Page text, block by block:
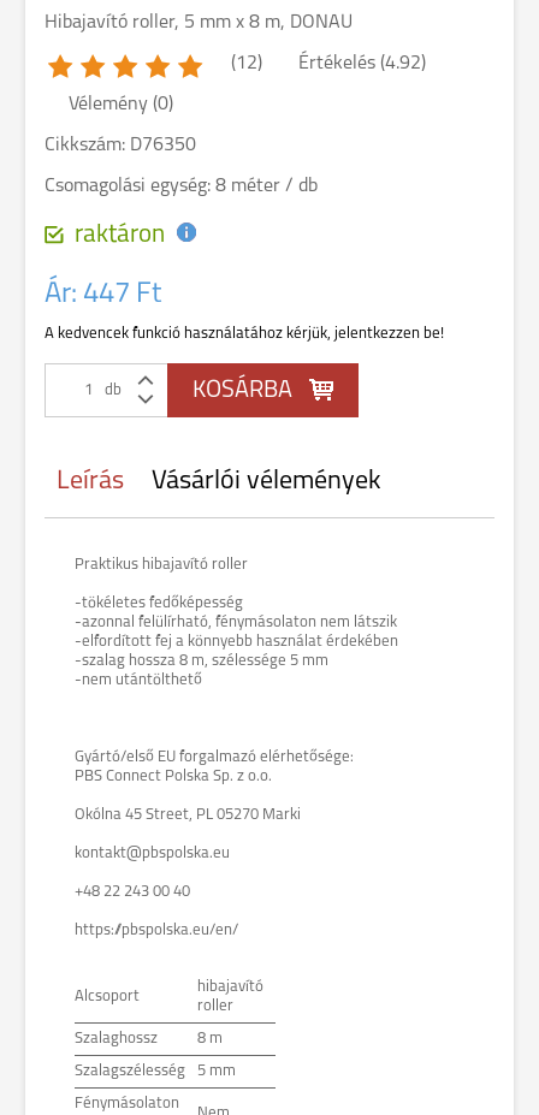
Hibajavító roller, 5 mm x 8 m, DONAU
(12) Értékelés (4.92)
Vélemény (0)
Cikkszám: D76350
Csomagolási egység: 8 méter / db
raktáron
Ár: 447 Ft
A kedvencek funkció használatához kérjük, jelentkezzen be!
db
Leírás Vásárlói vélemények
Praktikus hibajavító roller
-tökéletes fedőképesség
-azonnal felülírható, fénymásolaton nem látszik
-elfordított fej a könnyebb használat érdekében
-szalag hossza 8 m, szélessége 5 mm
-nem utántölthető
Gyártó/első EU forgalmazó elérhetősége:
PBS Connect Polska Sp. z o.o.
Okólna 45 Street, PL 05270 Marki
kontakt@pbspolska.eu
+48 22 243 00 40
https://pbspolska.eu/en/
Alcsoport
hibajavító
roller
Szalaghossz 8 m
Szalagszélesség 5 mm
Fénymásolaton